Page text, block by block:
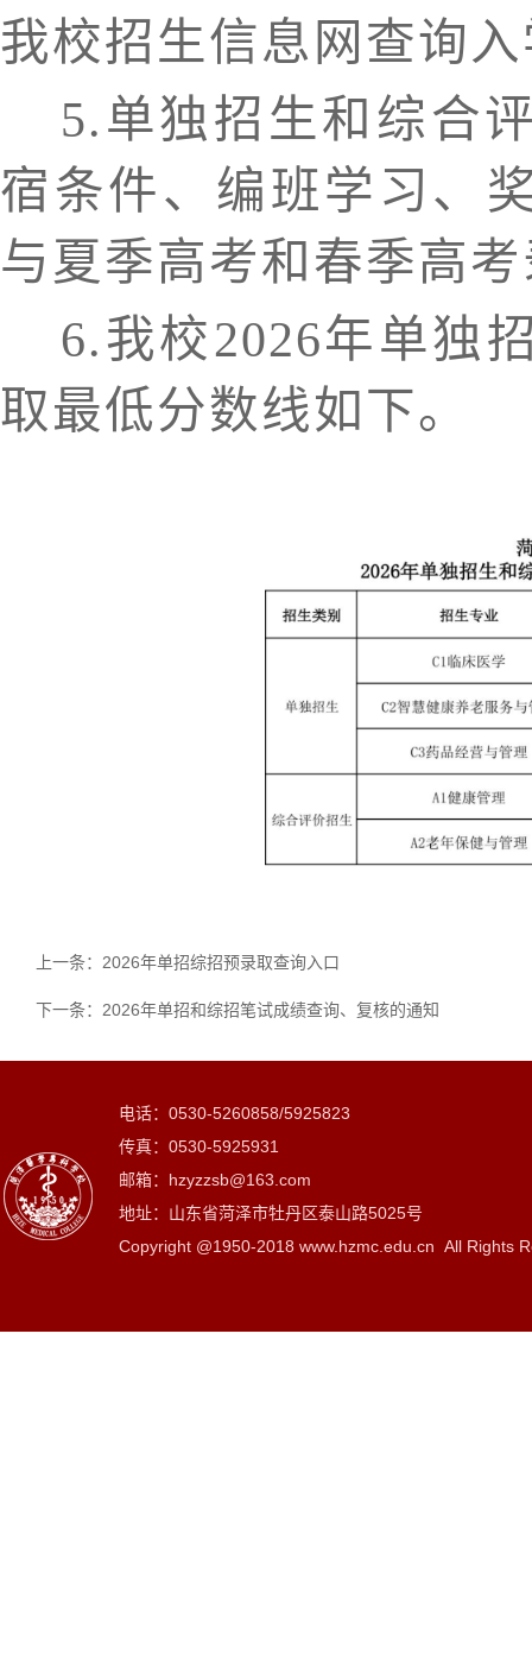
我校招生信息网查询
5.单独招生和综合
宿条件、编班学习、
与夏季高考和春季高
6.我校2026年单独
取最低分数线如下。
上一条： 2026年单招综招预录取查询入口
下一条： 2026年单招和综招笔试成绩查询、复核的通知
电话：0530-5260858/5925823
传真：0530-5925931
邮箱：hzyzzsb@163.com
地址：山东省菏泽市牡丹区泰山路5025号
Copyright @1950-2018 www.hzmc.edu.cn All Rights